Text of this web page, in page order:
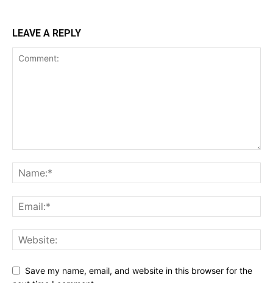
LEAVE A REPLY
Save my name, email, and website in this browser for the